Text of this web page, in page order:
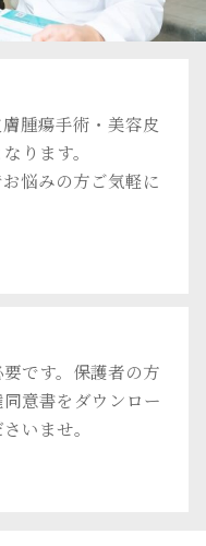
腫瘍手術・美容皮
なります。
悩みの方ご気軽に
です。保護者の方
意書をダウンロー
いませ。